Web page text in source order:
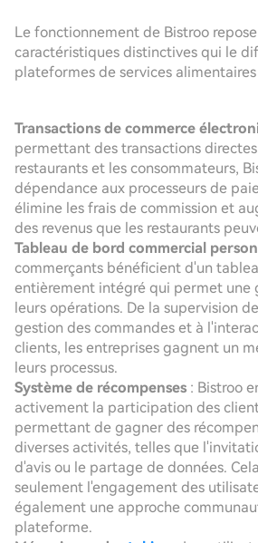
Le fonctionnement de Bistroo
caractéristiques distinctives qui le
plateformes de services
Transactions de commerce
permettant des transactions
restaurants et les consommateurs,
dépendance aux processeurs de
élimine les frais de commission et
des revenus que les restaurants
Tableau de bord commercial
commerçants bénéficient d'un
entièrement intégré qui permet une
leurs opérations. De la supervision
gestion des commandes et à
clients, les entreprises gagnent un
leurs processus.
Système de récompenses : Bistroo
activement la participation des
permettant de gagner des
diverses activités, telles que
d'avis ou le partage de données.
seulement l'engagement des
également une approche
plateforme.